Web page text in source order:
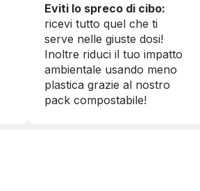
Eviti lo spreco di cibo:
ricevi tutto quel che ti
serve nelle giuste dosi!
Inoltre riduci il tuo impatto
ambientale usando meno
plastica grazie al nostro
pack compostabile!